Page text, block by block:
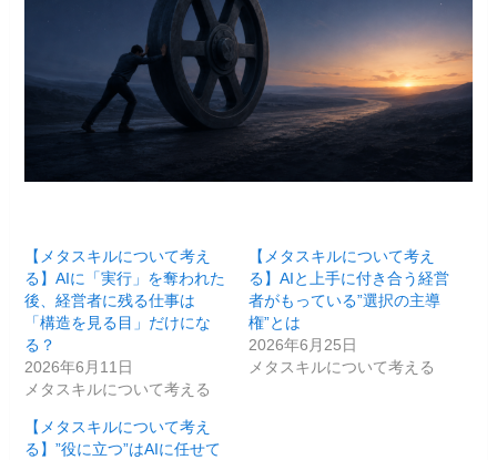
【メタスキルについて考え
る】AIに「実行」を奪われた
後、経営者に残る仕事は
「構造を見る目」だけにな
る？
2026年6月11日
メタスキルについて考える
【メタスキルについて考え
る】AIと上手に付き合う経営
者がもっている”選択の主導
権”とは
2026年6月25日
メタスキルについて考える
【メタスキルについて考え
る】”役に立つ”はAIに任せて